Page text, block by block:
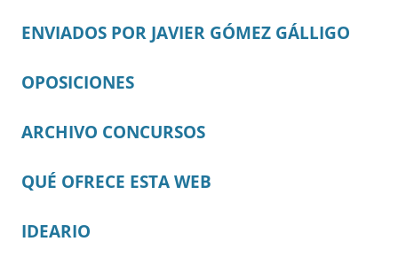
ENVIADOS POR JAVIER GÓMEZ GÁLLIGO
OPOSICIONES
ARCHIVO CONCURSOS
QUÉ OFRECE ESTA WEB
IDEARIO